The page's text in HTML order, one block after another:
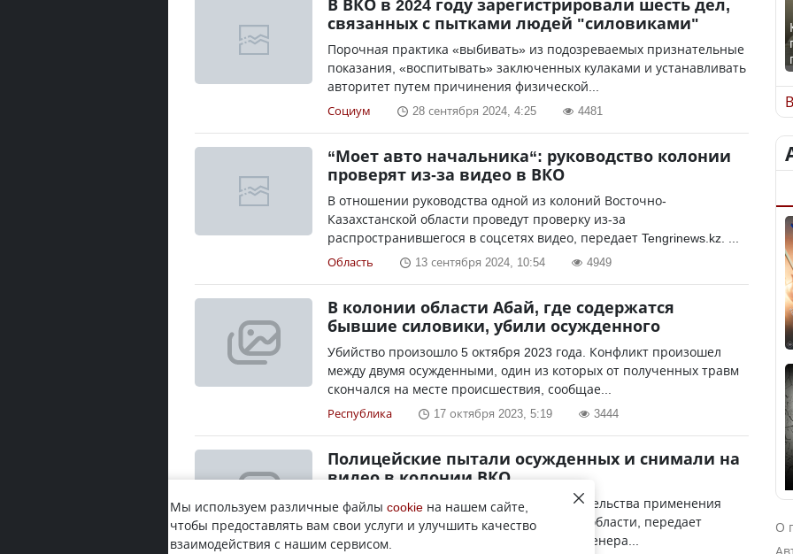
В ВКО в 2024 году зарегистрировали шесть дел,
связанных с пытками людей "силовиками"
Порочная практика «выбивать» из подозреваемых признательные
показания, «воспитывать» заключенных кулаками и устанавливать
авторитет путем причинения физической...
Социум 28 сентября 2024, 4:25 4481
“Моет авто начальника“: руководство колонии
проверят из-за видео в ВКО
В отношении руководства одной из колоний Восточно-
Казахстанской области проведут проверку из-за
распространившегося в соцсетях видео, передает Tengrinews.kz. ...
Область 13 сентября 2024, 10:54 4949
В колонии области Абай, где содержатся
бывшие силовики, убили осужденного
Убийство произошло 5 октября 2023 года. Конфликт произошел
между двумя осужденными, один из которых от полученных травм
скончался на месте происшествия, сообщае...
Республика 17 октября 2023, 5:19 3444
Полицейские пытали осужденных и снимали на
видео в колонии ВКО
Специальные прокуроры выявили доказательства применения
пыток в колонии Восточно-Казахстанской области, передает
Tengrinews.kz со ссылкой на пресс-службу Генера...
О
Мы используем различные файлы cookie на нашем сайте,
чтобы предоставлять вам свои услуги и улучшить качество
взаимодействия с нашим сервисом.